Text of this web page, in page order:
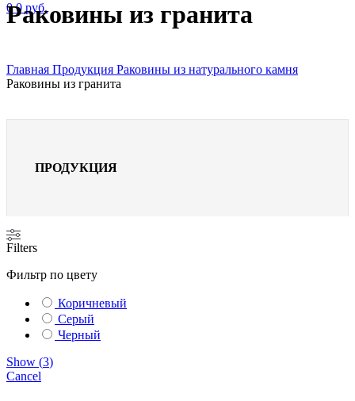
00 руб.
Раковины из гранита
Главная Продукция Раковины из натурального камня
Раковины из гранита
ПРОДУКЦИЯ
Filters
Фильтр по цвету
Коричневый
Серый
Черный
Show (3)
Cancel